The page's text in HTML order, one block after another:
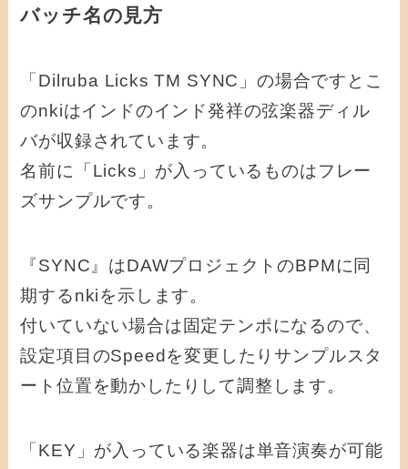
バッチ名の見方
「Dilruba Licks TM SYNC」の場合ですとこ
のnkiはインドのインド発祥の弦楽器ディル
バが収録されています。
名前に「Licks」が入っているものはフレー
ズサンプルです。
『SYNC』はDAWプロジェクトのBPMに同
期するnkiを示します。
付いていない場合は固定テンポになるので、
設定項目のSpeedを変更したりサンプルスタ
ート位置を動かしたりして調整します。
「KEY」が入っている楽器は単音演奏が可能